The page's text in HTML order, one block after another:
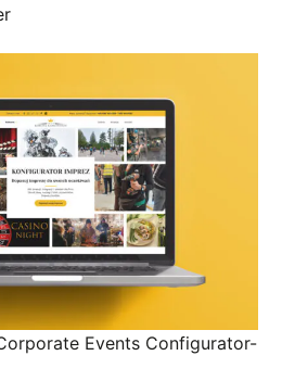
Events Configurator-